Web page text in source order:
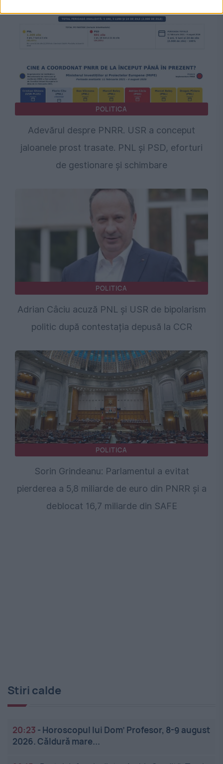
POLITICA
Adevărul despre PNRR. USR a conceput
jaloanele prost trasate. PNL și PSD, eforturi
de gestionare și schimbare
POLITICA
Adrian Câciu acuză PNL și USR de bipolarism
politic după contestația depusă la CCR
POLITICA
Sorin Grindeanu: Parlamentul a evitat
pierderea a 5,8 miliarde de euro din PNRR și a
deblocat 16,7 miliarde din SAFE
Stiri calde
20:23 - Horoscopul lui Dom’ Profesor, 8-9 august
2026. Căldură mare...